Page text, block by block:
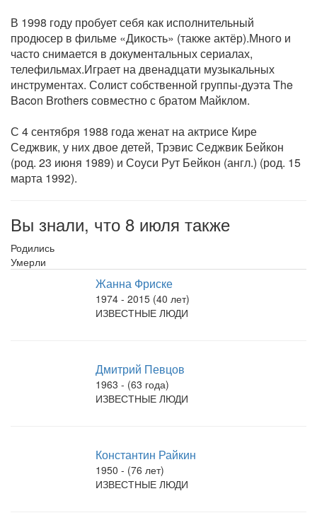
В 1998 году пробует себя как исполнительный
продюсер в фильме «Дикость» (также актёр).Много и
часто снимается в документальных сериалах,
телефильмах.Играет на двенадцати музыкальных
инструментах. Солист собственной группы-дуэта The
Bacon Brothers совместно с братом Майклом.
С 4 сентября 1988 года женат на актрисе Кире
Седжвик, у них двое детей, Трэвис Седжвик Бейкон
(род. 23 июня 1989) и Соуси Рут Бейкон (англ.) (род. 15
марта 1992).
Вы знали, что 8 июля также
Родились
Умерли
Жанна Фриске
1974 - 2015 (40 лет)
ИЗВЕСТНЫЕ ЛЮДИ
Дмитрий Певцов
1963 - (63 года)
ИЗВЕСТНЫЕ ЛЮДИ
Константин Райкин
1950 - (76 лет)
ИЗВЕСТНЫЕ ЛЮДИ